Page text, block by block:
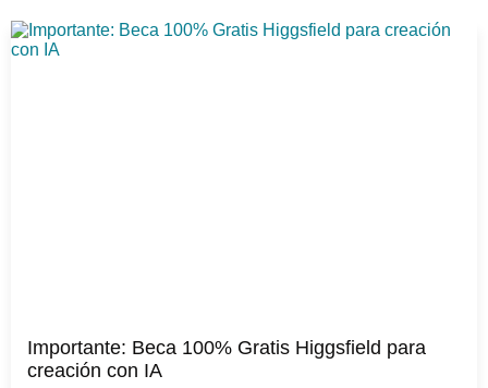
Importante: Beca 100% Gratis Higgsfield para
creación con IA